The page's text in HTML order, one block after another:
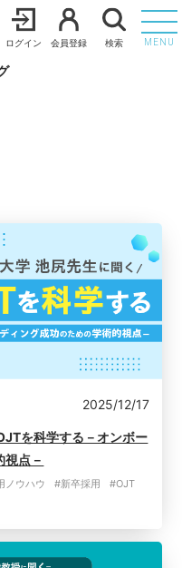
ログイン 会員登録 検索 MENU
2025/12/17
を科学する－オンボー
視点－
ノウハウ #新卒採用
#OJT